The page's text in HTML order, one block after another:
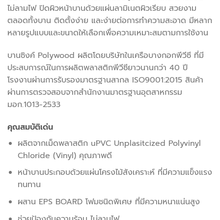
ไม่ลามไฟ ปิดผิวหน้าบานด้วยแผ่นลามิเนตผิวเรียบ สวยงาม
ตลอดทั้งบาน ติดตั้งง่าย และง่ายต่อการทำความสะอาด มีหลาก
หลายรูปแบบและขนาดให้เลือกเพื่อความเหมาะสมตามการใช้งาน
บานซิงค์ Polywood ผลิตโดยบริษัทในเครือบางกอกพีวีซี ที่มี
ประสบการณ์ในการผลิตพลาสติกพีวีซียาวนานกว่า 40 ปี
โรงงานผ่านการรับรองมาตรฐานสากล ISO9001:2015 สินค้า
ผ่านการตรวจสอบจากสำนักงานมาตรฐานอุตสาหกรรม
มอก.1013-2533
คุณสมบัติเด่น
ผลิตจากเม็ดพลาสติก uPVC Unplasitcized Polyvinyl
Chloride (Vinyl) คุณภาพดี
หน้าบานประกอบด้วยแผ่นโครงไม้สังเคราะห์ ที่มีความแข็งแรง
ทนทาน
ผสาน EPS BOARD โฟมชนิดพิเศษ ที่มีความหนาแน่นสูง